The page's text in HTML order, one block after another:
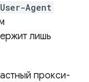
User-Agent
лишь
прокси-